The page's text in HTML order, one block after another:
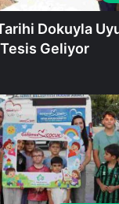
Dokuyla
Geliyor